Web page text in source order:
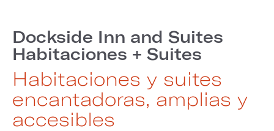
Dockside Inn and Suites
Habitaciones + Suites
Habitaciones y suites
encantadoras, amplias y
accesibles